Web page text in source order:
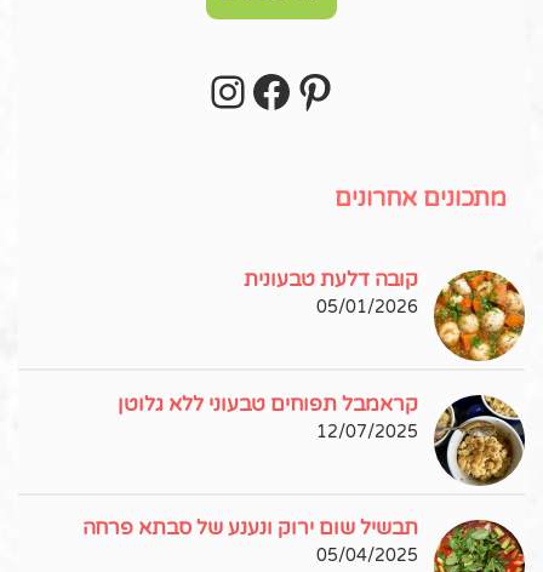
Pinterest
Facebook
מתכונים אחרונים
קובה דלעת טבעונית
05/01/2026
קראמבל תפוחים טבעוני ללא גלוטן
12/07/2025
תבשיל שום ירוק ונענע של סבתא פרחה
05/04/2025